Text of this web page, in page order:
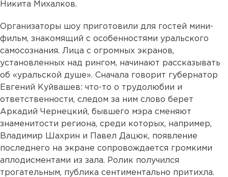
Никита Михалков.
Организаторы шоу приготовили для гостей мини-
фильм, знакомящий с особенностями уральского
самосознания. Лица с огромных экранов,
установленных над рингом, начинают рассказывать
об «уральской душе». Сначала говорит губернатор
Евгений Куйвашев: что-то о трудолюбии и
ответственности, следом за ним слово берет
Аркадий Чернецкий, бывшего мэра сменяют
знаменитости региона, среди которых, например,
Владимир Шахрин и Павел Дацюк, появление
последнего на экране сопровождается громкими
аплодисментами из зала. Ролик получился
трогательным, публика сентиментально притихла.